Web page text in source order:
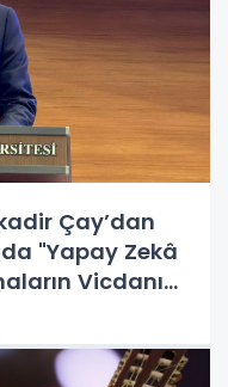
Çay’dan
"Yapay Zekâ
Vicdanı